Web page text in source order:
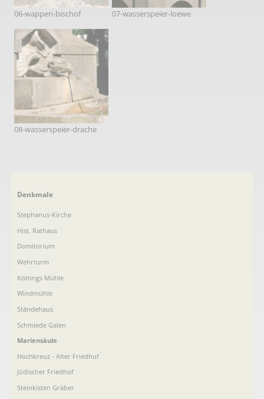
06-wappen-bischof 07-wasserspeier-loewe
08-wasserspeier-drache
Navigation
Denkmale
Stephanus-Kirche
Hist. Rathaus
Domitorium
Wehrturm
Köttings Mühle
Windmühle
Ständehaus
Schmiede Galen
Mariensäule
Hochkreuz - Alter Friedhof
Jüdischer Friedhof
Steinkisten Gräber